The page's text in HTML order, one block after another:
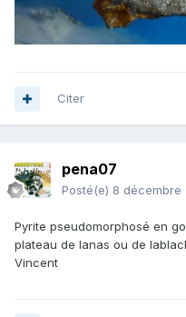
Citer
pena07
Posté(e) 8 décembre
Pyrite pseudomorphosé en
plateau de lanas ou de
Vincent